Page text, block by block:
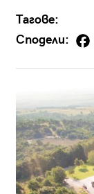
Тагове:
Сподели: